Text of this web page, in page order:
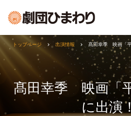
髙田幸季 映画「
に出演
トップページ 出演情報 髙田幸季 映画「平